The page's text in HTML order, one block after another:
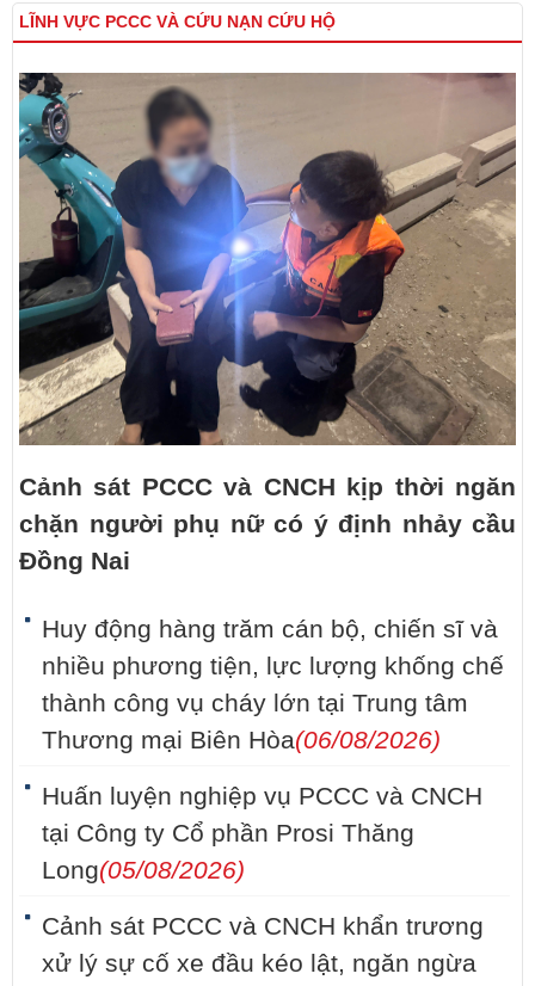
LĨNH VỰC PCCC VÀ CỨU NẠN CỨU HỘ
Cảnh sát PCCC và CNCH kịp thời ngăn
chặn người phụ nữ có ý định nhảy cầu
Đồng Nai
Huy động hàng trăm cán bộ, chiến sĩ và
nhiều phương tiện, lực lượng khống chế
thành công vụ cháy lớn tại Trung tâm
Thương mại Biên Hòa(06/08/2026)
Huấn luyện nghiệp vụ PCCC và CNCH
tại Công ty Cổ phần Prosi Thăng
Long(05/08/2026)
Cảnh sát PCCC và CNCH khẩn trương
xử lý sự cố xe đầu kéo lật, ngăn ngừa